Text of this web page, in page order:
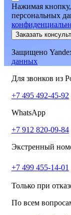
Нажимая кнопку,
персональных
Заказать
Защищено
данных
Для звонков из
+7 495 492-45-92
WhatsApp
+7 912 820-09-84
Экстренный
+7 499 455-14-01
Только при
По всем